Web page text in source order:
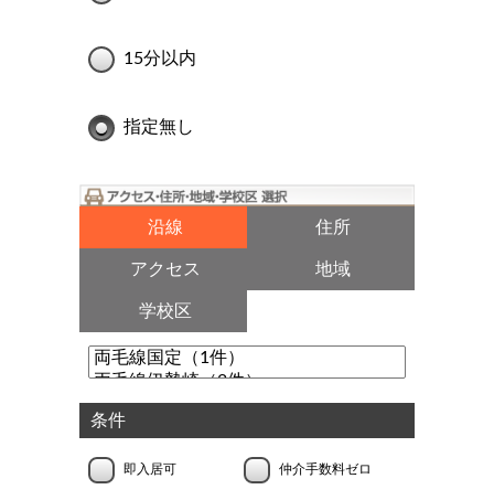
15分以内
指定無し
沿線 住所
アクセス 地域
学校区
条件
即入居可 仲介手数料ゼロ